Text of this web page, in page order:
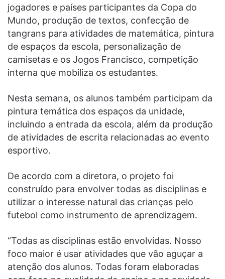
jogadores e países participantes da Copa do
Mundo, produção de textos, confecção de
tangrans para atividades de matemática, pintura
de espaços da escola, personalização de
camisetas e os Jogos Francisco, competição
interna que mobiliza os estudantes.
Nesta semana, os alunos também participam da
pintura temática dos espaços da unidade,
incluindo a entrada da escola, além da produção
de atividades de escrita relacionadas ao evento
esportivo.
De acordo com a diretora, o projeto foi
construído para envolver todas as disciplinas e
utilizar o interesse natural das crianças pelo
futebol como instrumento de aprendizagem.
“Todas as disciplinas estão envolvidas. Nosso
foco maior é usar atividades que vão aguçar a
atenção dos alunos. Todas foram elaboradas